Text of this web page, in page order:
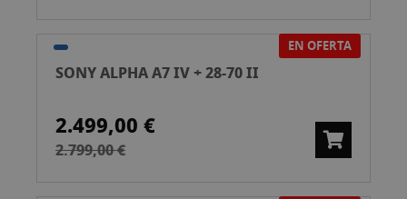
EN OFERTA
SONY ALPHA A7 IV + 28-70 II
2.499,00 €
2.799,00 €